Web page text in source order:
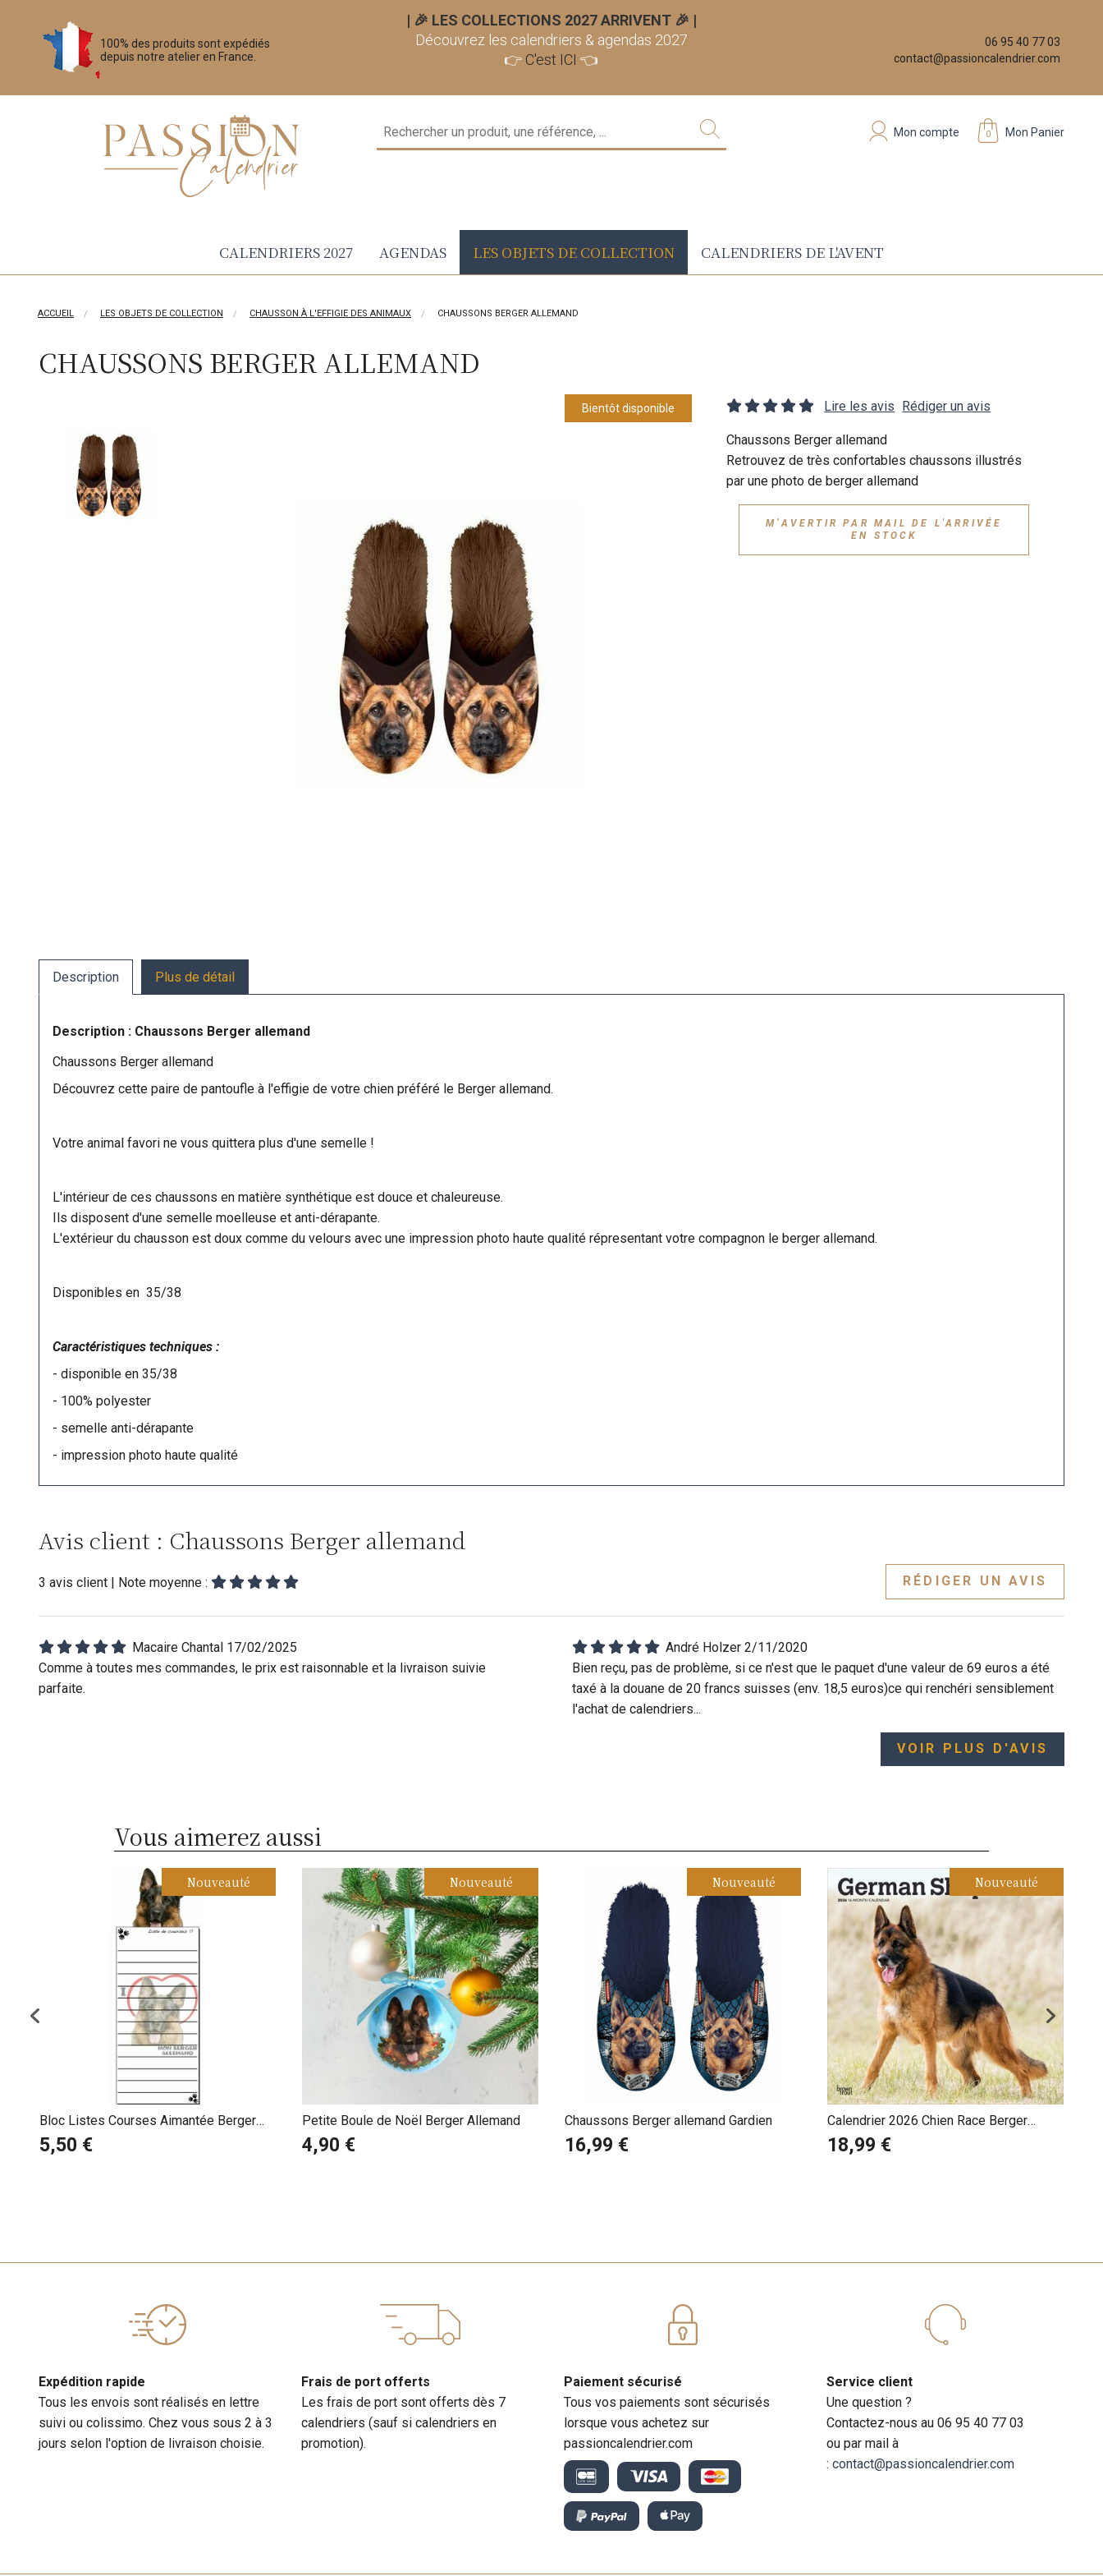
100% des produits sont expédiés
depuis notre atelier en France.
| 🎉 LES COLLECTIONS 2027 ARRIVENT 🎉 |
Découvrez les calendriers & agendas 2027
👉 C'est ICI 👈
06 95 40 77 03
contact@passioncalendrier.com
0 Mon Panier
Mon compte
CALENDRIERS 2027 AGENDAS LES OBJETS DE COLLECTION CALENDRIERS DE L'AVENT
ACCUEIL LES OBJETS DE COLLECTION CHAUSSON À L'EFFIGIE DES ANIMAUX CHAUSSONS BERGER ALLEMAND
CHAUSSONS BERGER ALLEMAND
Bientôt disponible Lire les avis Rédiger un avis
Chaussons Berger allemand
Retrouvez de très confortables chaussons illustrés
par une photo de berger allemand
M’AVERTIR PAR MAIL DE L'ARRIVÉE
EN STOCK
Description Plus de détail
Description : Chaussons Berger allemand
Chaussons Berger allemand
Découvrez cette paire de pantoufle à l'effigie de votre chien préféré le Berger allemand.
Votre animal favori ne vous quittera plus d'une semelle !
L'intérieur de ces chaussons en matière synthétique est douce et chaleureuse.
Ils disposent d'une semelle moelleuse et anti-dérapante.
L'extérieur du chausson est doux comme du velours avec une impression photo haute qualité répresentant votre compagnon le berger allemand.
Disponibles en 35/38
Caractéristiques techniques :
- disponible en 35/38
- 100% polyester
- semelle anti-dérapante
- impression photo haute qualité
Avis client : Chaussons Berger allemand
3 avis client | Note moyenne : RÉDIGER UN AVIS
Macaire Chantal 17/02/2025
Comme à toutes mes commandes, le prix est raisonnable et la livraison suivie
parfaite.
André Holzer 2/11/2020
Bien reçu, pas de problème, si ce n'est que le paquet d'une valeur de 69 euros a été
taxé à la douane de 20 francs suisses (env. 18,5 euros)ce qui renchéri sensiblement
l'achat de calendriers...
VOIR PLUS D'AVIS
Vous aimerez aussi
Nouveauté
Bloc Listes Courses Aimantée Berger
Allemand
5,50 €
Nouveauté
Petite Boule de Noël Berger Allemand
4,90 €
Nouveauté
Chaussons Berger allemand Gardien
16,99 €
Nouveauté
Calendrier 2026 Chien Race Berger
Allemand
18,99 €
Expédition rapide
Tous les envois sont réalisés en lettre
suivi ou colissimo. Chez vous sous 2 à 3
jours selon l'option de livraison choisie.
Frais de port offerts
Les frais de port sont offerts dès 7
calendriers (sauf si calendriers en
promotion).
Paiement sécurisé
Tous vos paiements sont sécurisés
lorsque vous achetez sur
passioncalendrier.com
Service client
Une question ?
Contactez-nous au 06 95 40 77 03
ou par mail à
: contact@passioncalendrier.com